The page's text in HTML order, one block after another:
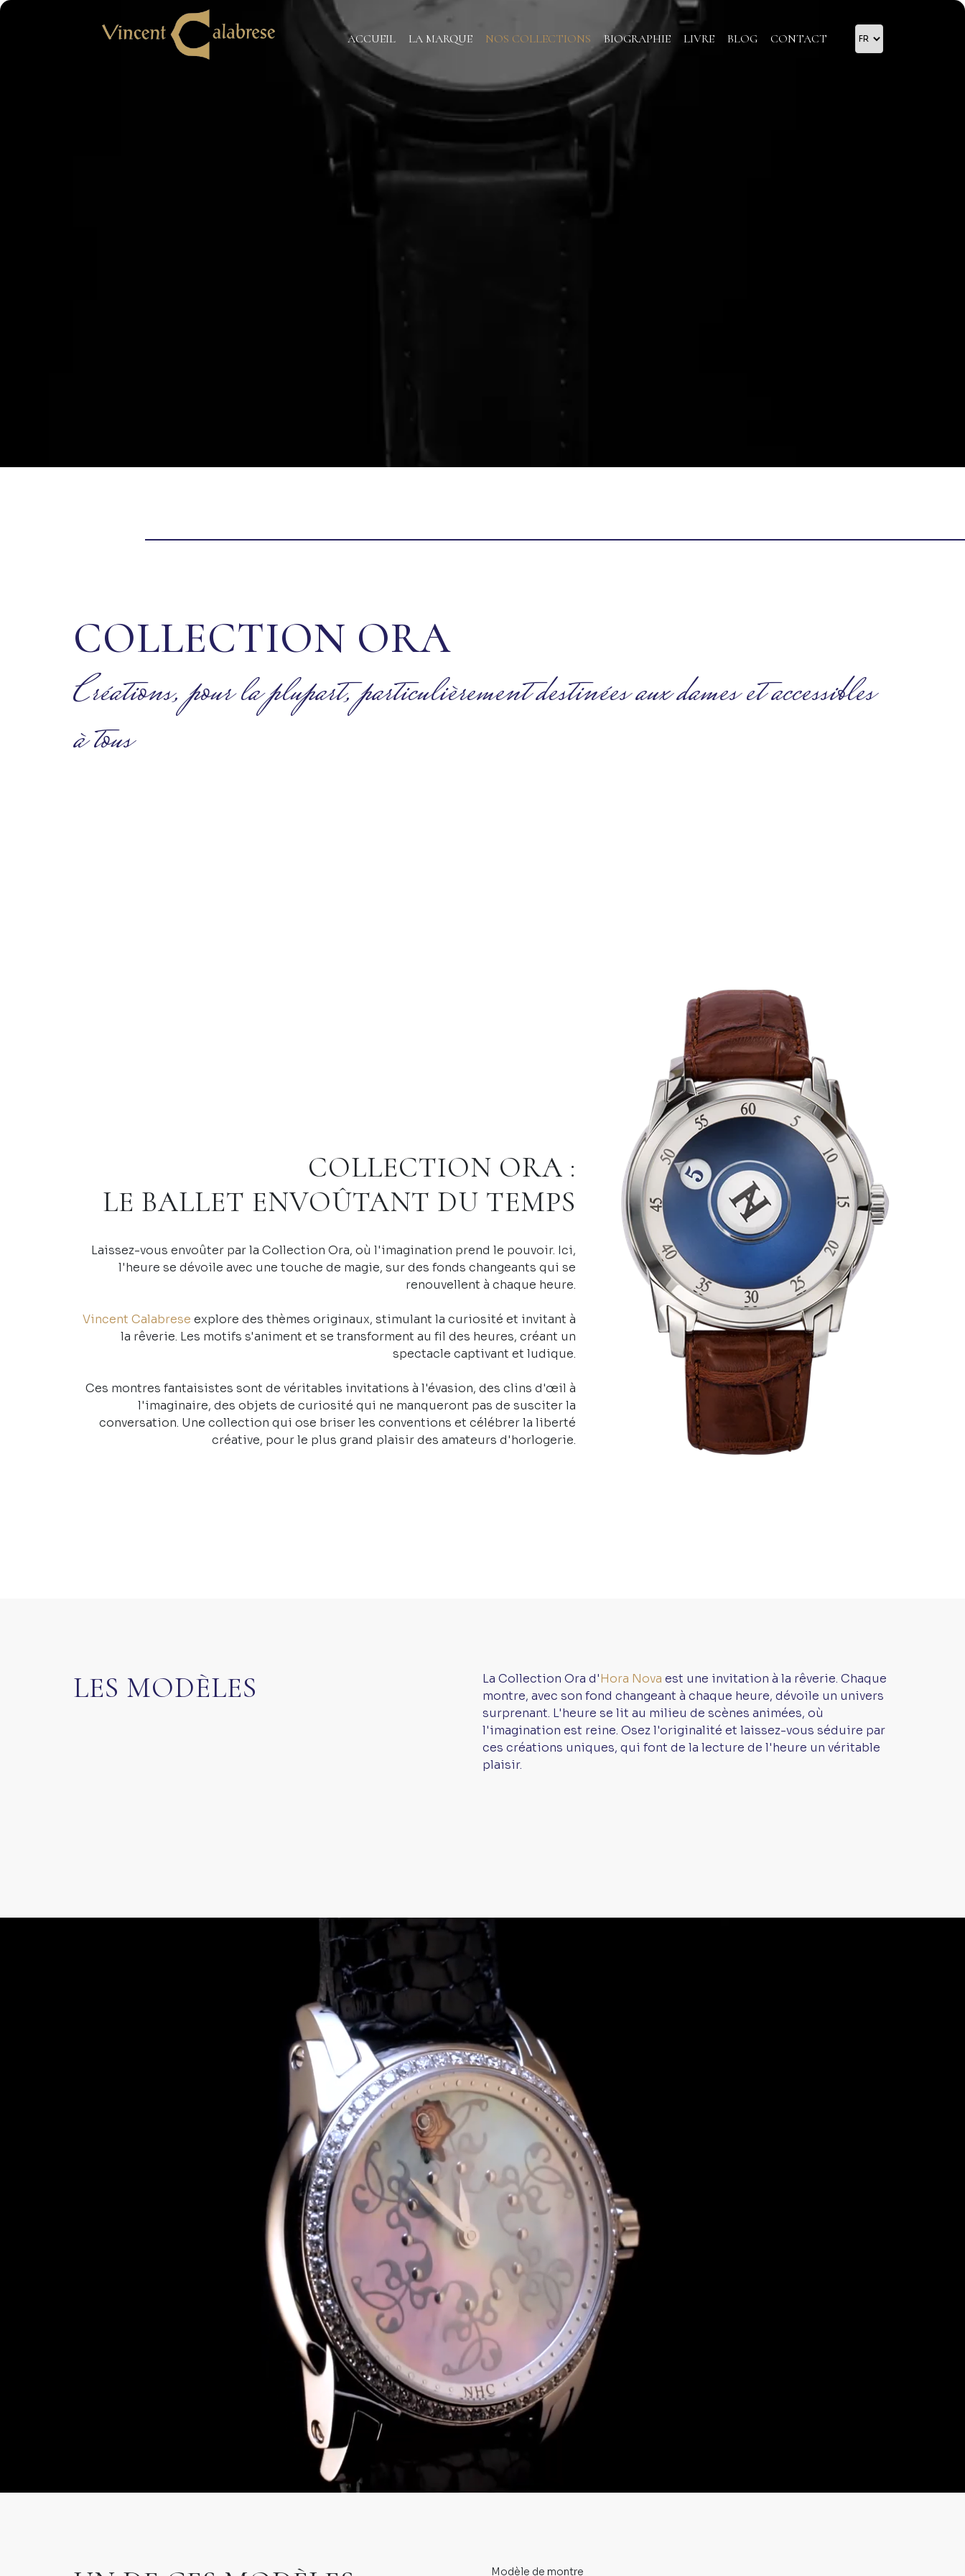
ACCUEIL LA MARQUE NOS COLLECTIONS BIOGRAPHIE LIVRE BLOG CONTACT
COLLECTION ORA
Créations, pour la plupart, particulièrement destinées aux dames et accessibles
à tous
COLLECTION ORA :
LE BALLET ENVOÛTANT DU TEMPS
Laissez-vous envoûter par la Collection Ora, où l'imagination prend le pouvoir. Ici,
l'heure se dévoile avec une touche de magie, sur des fonds changeants qui se
renouvellent à chaque heure.
Vincent Calabrese explore des thèmes originaux, stimulant la curiosité et invitant à
la rêverie. Les motifs s'animent et se transforment au fil des heures, créant un
spectacle captivant et ludique.
Ces montres fantaisistes sont de véritables invitations à l'évasion, des clins d'œil à
l'imaginaire, des objets de curiosité qui ne manqueront pas de susciter la
conversation. Une collection qui ose briser les conventions et célébrer la liberté
créative, pour le plus grand plaisir des amateurs d'horlogerie.
LES MODÈLES La Collection Ora d'Hora Nova est une invitation à la rêverie. Chaque
montre, avec son fond changeant à chaque heure, dévoile un univers
surprenant. L'heure se lit au milieu de scènes animées, où
l'imagination est reine. Osez l'originalité et laissez-vous séduire par
ces créations uniques, qui font de la lecture de l'heure un véritable
plaisir.
Modèle de montre